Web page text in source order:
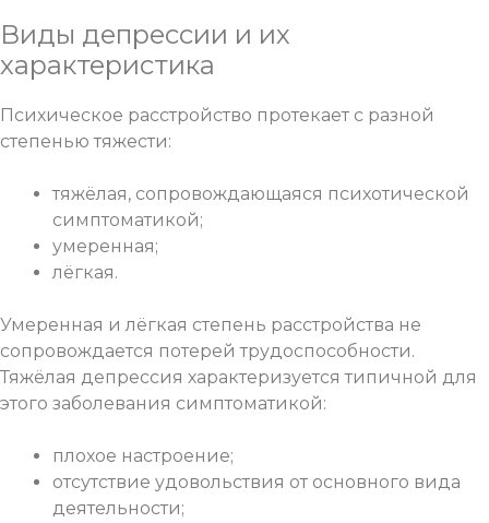
Виды депрессии и их
характеристика
Психическое расстройство протекает с разной
степенью тяжести:
тяжёлая, сопровождающаяся психотической
симптоматикой;
умеренная;
лёгкая.
Умеренная и лёгкая степень расстройства не
сопровождается потерей трудоспособности.
Тяжёлая депрессия характеризуется типичной для
этого заболевания симптоматикой:
плохое настроение;
отсутствие удовольствия от основного вида
деятельности;